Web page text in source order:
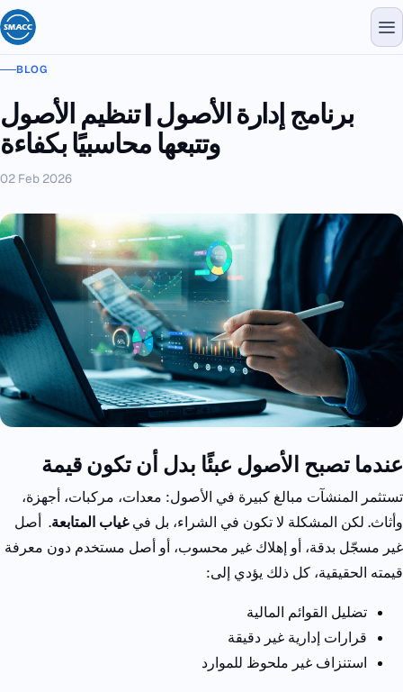
BLOG
برنامج إدارة الأصول | تنظيم الأصول
وتتبعها محاسبيًا بكفاءة
02 Feb 2026
عندما تصبح الأصول عبئًا بدل أن تكون قيمة
تستثمر المنشآت مبالغ كبيرة في الأصول: معدات، مركبات، أجهزة،
وأثاث. لكن المشكلة لا تكون في الشراء، بل فيغياب المتابعة. أصل
غير مسجّل بدقة، أو إهلاك غير محسوب، أو أصل مستخدم دون معرفة
قيمته الحقيقية، كل ذلك يؤدي إلى:
تضليل القوائم المالية
قرارات إدارية غير دقيقة
استنزاف غير ملحوظ للموارد